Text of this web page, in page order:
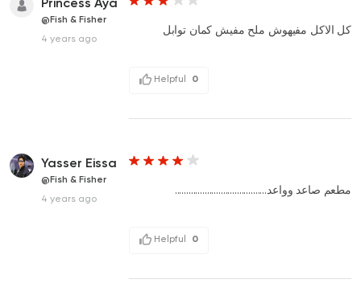
@Fish & Fisher
4 years ago
كل الاكل مفيهوش ملح مفيش كمان توابل
Helpful 0
Yasser Eissa
@Fish & Fisher
4 years ago
مطعم صاعد وواعد........................................
Helpful 0